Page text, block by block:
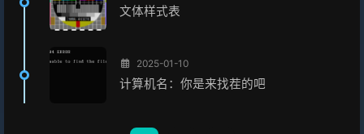
文体样式表
2025-01-10
计算机名：你是来找茬的吧